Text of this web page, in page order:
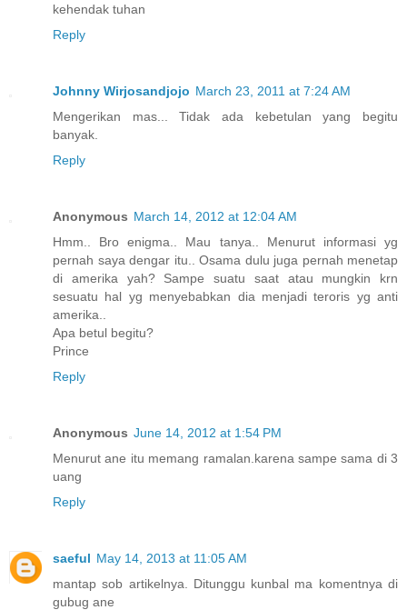
kehendak tuhan
Reply
Johnny Wirjosandjojo March 23, 2011 at 7:24 AM
Mengerikan mas... Tidak ada kebetulan yang begitu
banyak.
Reply
Anonymous March 14, 2012 at 12:04 AM
Hmm.. Bro enigma.. Mau tanya.. Menurut informasi yg
pernah saya dengar itu.. Osama dulu juga pernah menetap
di amerika yah? Sampe suatu saat atau mungkin krn
sesuatu hal yg menyebabkan dia menjadi teroris yg anti
amerika..
Apa betul begitu?
Prince
Reply
Anonymous June 14, 2012 at 1:54 PM
Menurut ane itu memang ramalan.karena sampe sama di 3
uang
Reply
saeful May 14, 2013 at 11:05 AM
mantap sob artikelnya. Ditunggu kunbal ma komentnya di
gubug ane